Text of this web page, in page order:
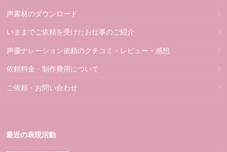
声素材のダウンロード
いままでご依頼を受けたお仕事のご紹介
声優ナレーション依頼のクチコミ・レビュー・感想
依頼料金・制作費用について
ご依頼・お問い合わせ
最近の表現活動